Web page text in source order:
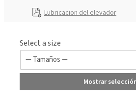
Lubricacion del elevador
Select a size
Mostrar